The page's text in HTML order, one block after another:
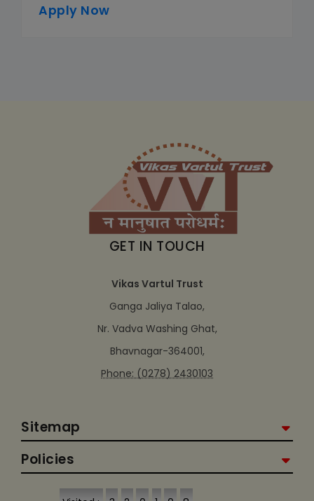
Apply Now
GET IN TOUCH
Vikas Vartul Trust
Ganga Jaliya Talao,
Nr. Vadva Washing Ghat,
Bhavnagar-364001,
Phone: (0278) 2430103
Sitemap
Policies